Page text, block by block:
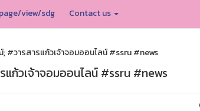
view/sdg Contact us
#วารสารแก้วเจ้าจอมออนไลน์ #ssru #news
ก้วเจ้าจอมออนไลน์ #ssru #news